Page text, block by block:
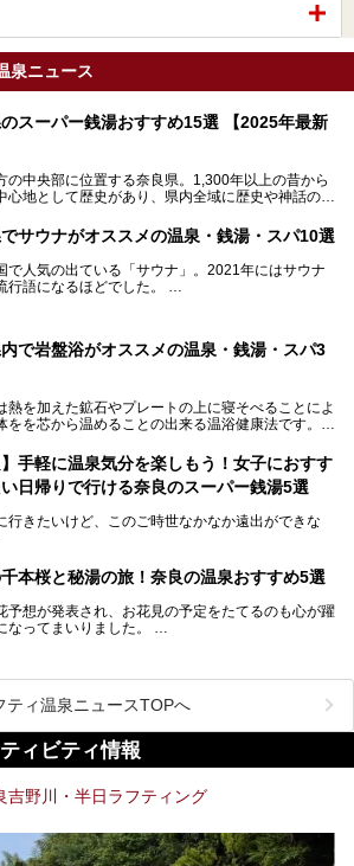
泉ニュース
スーパー銭湯おすすめ15選 【2025年最新
の中央部に位置する奈良県。1,300年以上の昔から
心地として歴史があり、県内全域に歴史や神話の舞
あり、古代をそこかしこに感じられる地域です。
良県のスーパー銭湯は、便利な街中にある施設か
い山中にある秘湯までバラエティ豊か。ここでは、
評判のスーパー銭湯をご紹介します。
サウナがオススメの温泉・銭湯・スパ10選
で人気の出ている「サウナ」。2021年にはサウナ
行語になるほどでした。
近いサウナや郊外にあるアウトドアフィンランド式
ど種類も豊富です。
あるサウナでリフレッシュしませんか？
で岩盤浴がオススメの温泉・銭湯・スパ3
熱を加えた鉱石やプレートの上に寝そべることによ
をを芯から温めることの出来る温浴健康法です。じ
はなく、代謝が高まり健康や美容にも良い影響が期
す。今回はそんな岩盤浴にこだわった、奈良県内の
温泉・銭湯・スパ3ヶ所を紹介させていただきま
】手軽に温泉気分を楽しもう！女子におすす
日帰りで行ける奈良のスーパー銭湯5選
行きたいけど、このご時世なかなか遠出ができな
も多いのではないでしょうか？
まって観光地を巡るような温泉旅行がしたいけど、
た時間が取れない時もありますよね。
んわり温まってリラックス効果も抜群。
奈良で行けるおすすめのスーパー銭湯を5つご紹介
思います。
本桜と秘湯の旅！奈良の温泉おすすめ5選
予想が発表され、お花見の予定をたてるのも心が躍
なってまいりました。
らい日本人の心を捉えて離さない名所中の名所があ
それは奈良県の吉野山。
吉野山を含む「紀伊山地の霊場と参詣道」はユネス
遺産に登録されており、修験道の霊場として荘厳な
と歴史のある霊験あらたかな吉野の湯で、春を感
良県吉野のおすすめ温泉を紹介いたします！
ティ温泉ニュースTOPへ
ィビティ情報
吉野川・半日ラフティング